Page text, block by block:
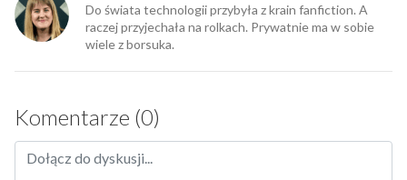
Do świata technologii przybyła z krain fanfiction. A
raczej przyjechała na rolkach. Prywatnie ma w sobie
wiele z borsuka.
Komentarze (0)